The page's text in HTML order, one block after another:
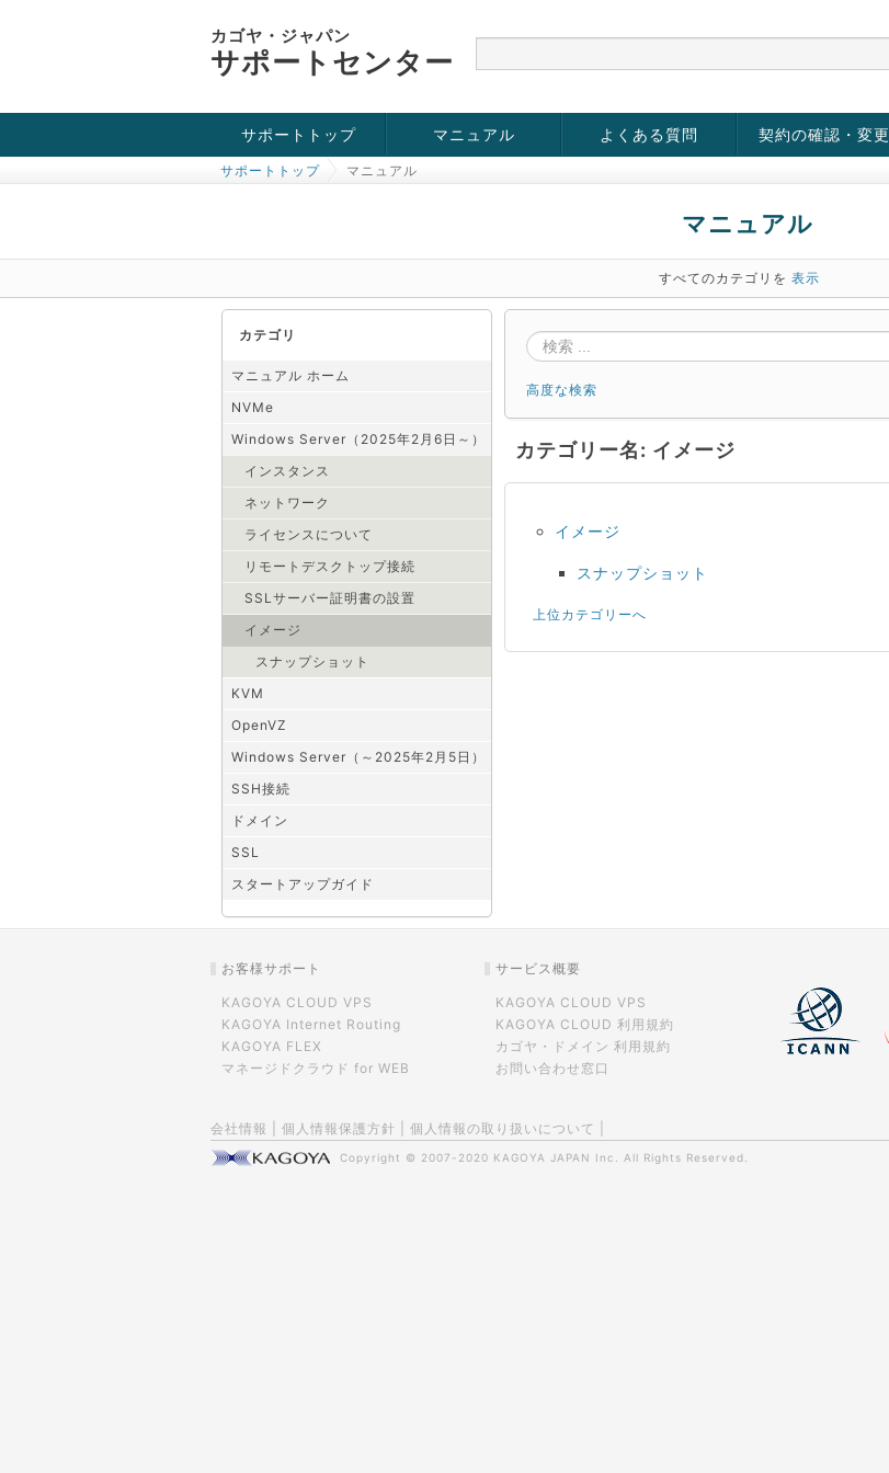
カゴヤ・ジャパン
サポートセンター
サポートトップ
お役立ち情報
チュートリアル
障害・メンテナンス情報
マニュアル
KVM
OpenVZ
Windows Server
SSH接続
ドメイン
SSL
よくある質問 契約の確認・変更
サポートトップ マニュアル
マニュアル
すべてのカテゴリを 表示
カテゴリ
マニュアル ホーム
NVMe
Windows Server（2025年2月6日～）
インスタンス
ネットワーク
ライセンスについて
リモートデスクトップ接続
SSLサーバー証明書の設置
イメージ
スナップショット
KVM
OpenVZ
Windows Server（～2025年2月5日）
SSH接続
ドメイン
SSL
スタートアップガイド
高度な検索
カテゴリー名: イメージ
イメージ
スナップショット
上位カテゴリーへ
お客様サポート
KAGOYA CLOUD VPS
KAGOYA Internet Routing
KAGOYA FLEX
マネージドクラウド for WEB
サービス概要
KAGOYA CLOUD VPS
KAGOYA CLOUD 利用規約
カゴヤ・ドメイン 利用規約
お問い合わせ窓口
会社情報 個人情報保護方針 個人情報の取り扱いについて
Copyright © 2007-2020 KAGOYA JAPAN Inc. All Rights Reserved.